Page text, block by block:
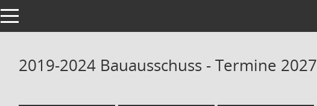
Toggle navigation
2019-2024 Bauausschuss - Termine 2027